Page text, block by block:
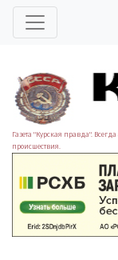
Газета "Курская правда".
происшествия.